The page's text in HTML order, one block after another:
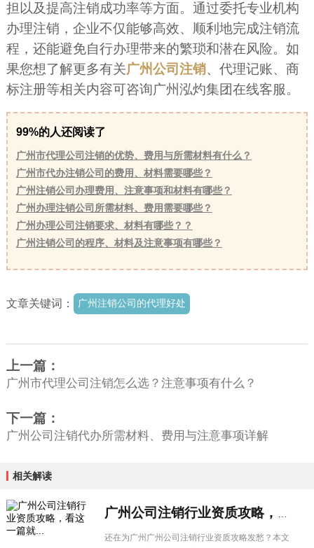
担以及提高注销成功率等方面。通过委托专业机构
办理注销，企业不仅能够高效、顺利地完成注销流
程，还能避免自行办理带来的繁琐和潜在风险。如
果您想了解更多有关广州公司注销、代理记账、商
标注册等相关内容可咨询广州泓灼集团在线客服。
99%的人还阅读了
广州市代理公司注销的优势、费用与所需材料有什么？
广州市代办注销公司的费用、材料需要哪些？
广州注销公司办理费用、注意事项和材料有哪些？
广州办理注销公司所需材料、费用需要哪些？
广州办理公司注销要求、材料有哪些？？
广州注销公司的程序、材料及注意事项有哪些？
文章关键词： 广州注销公司的代理好处
上一篇：
广州市代理公司注销怎么选？注意事项有什么？
下一篇：
广州公司注销代办所需材料、费用与注意事项详解
相关解读
还在为广州广州公司注销行业资质攻略发愁？本文